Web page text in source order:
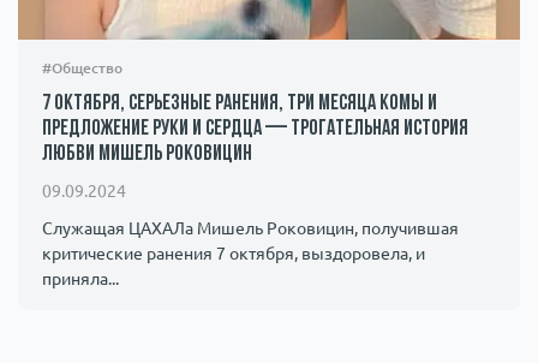
#Общество
7 октября, серьезные ранения, три месяца комы и
предложение руки и сердца — трогательная история
любви Мишель Роковицин
09.09.2024
Служащая ЦАХАЛа Мишель Роковицин, получившая
критические ранения 7 октября, выздоровела, и
приняла...